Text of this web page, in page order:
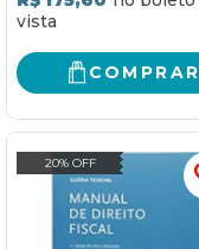
COMPRAR
20% OFF